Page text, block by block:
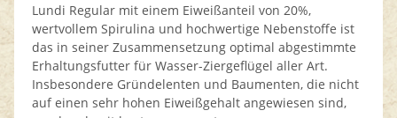
Lundi Regular mit einem Eiweißanteil von 20%,
wertvollem Spirulina und hochwertige Nebenstoffe ist
das in seiner Zusammensetzung optimal abgestimmte
Erhaltungsfutter für Wasser-Ziergeflügel aller Art.
Insbesondere Gründelenten und Baumenten, die nicht
auf einen sehr hohen Eiweißgehalt angewiesen sind,